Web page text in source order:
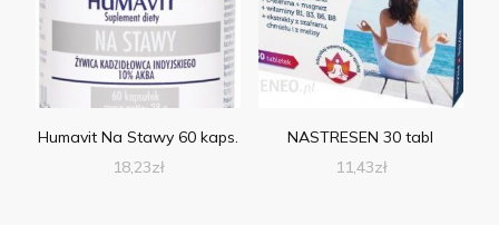
Humavit Na Stawy 60 kaps.
18,23zł
NASTRESEN 30 tabl
11,43zł